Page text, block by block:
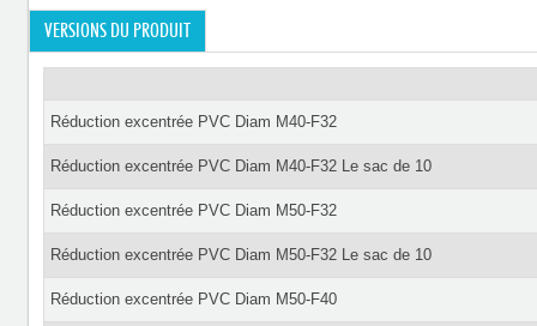
VERSIONS DU PRODUIT
Réduction excentrée PVC Diam M40-F32
Réduction excentrée PVC Diam M40-F32 Le sac de 10
Réduction excentrée PVC Diam M50-F32
Réduction excentrée PVC Diam M50-F32 Le sac de 10
Réduction excentrée PVC Diam M50-F40